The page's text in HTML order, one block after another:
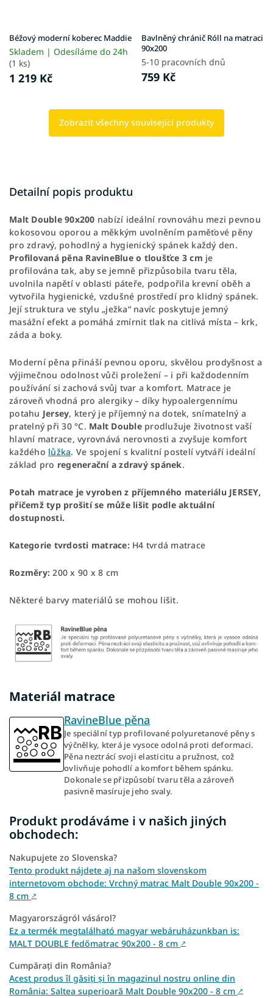
Béžový moderní koberec Maddie
Skladem | Odesíláme do 24h
(1 ks)
1 219 Kč
Bavlněný chránič Róll na matraci
90x200
5-10 pracovních dnů
759 Kč
Zobrazit všechny související produkty
Detailní popis produktu
Malt Double 90x200 nabízí ideální rovnováhu mezi pevnou
kokosovou oporou a měkkým uvolněním paměťové pěny
pro zdravý, pohodlný a hygienický spánek každý den.
Profilovaná pěna RavineBlue o tloušťce 3 cm je
profilována tak, aby se jemně přizpůsobila tvaru těla,
uvolnila napětí v oblasti páteře, podpořila krevní oběh a
vytvořila hygienické, vzdušné prostředí pro klidný spánek.
Její struktura ve stylu „ježka“ navíc poskytuje jemný
masážní efekt a pomáhá zmírnit tlak na citlivá místa – krk,
záda a boky.
Moderní pěna přináší pevnou oporu, skvělou prodyšnost a
výjimečnou odolnost vůči proležení – i při každodenním
používání si zachová svůj tvar a komfort. Matrace je
zároveň vhodná pro alergiky – díky hypoalergennímu
potahu Jersey, který je příjemný na dotek, snímatelný a
pratelný při 30 °C. Malt Doubleprodlužuje životnost vaší
hlavní matrace, vyrovnává nerovnosti a zvyšuje komfort
každého lůžka. Ve spojení s kvalitní postelí vytváří ideální
základ pro regenerační a zdravý spánek.
Potah matrace je vyroben z příjemného materiálu JERSEY,
přičemž typ prošití se může lišit podle aktuální
dostupnosti.
Kategorie tvrdosti matrace:H4 tvrdá matrace
Rozměry:200 x 90 x 8 cm
Některé barvy materiálů se mohou lišit.
Materiál matrace
RavineBlue pěna
Je speciální typ profilované polyuretanové pěny s
výčnělky, která je vysoce odolná proti deformaci.
Pěna neztrácí svoji elasticitu a pružnost, což
ovlivňuje pohodlí a komfort během spánku.
Dokonale se přizpůsobí tvaru těla a zároveň
pasivně masíruje jeho svaly.
Produkt prodáváme i v našich jiných
obchodech:
Nakupujete zo Slovenska?
Tento produkt nájdete aj na našom slovenskom
internetovom obchode: Vrchný matrac Malt Double 90x200 -
8 cm ↗
Magyarországról vásárol?
Ez a termék megtalálható magyar webáruházunkban is:
MALT DOUBLE fedőmatrac 90x200 - 8 cm ↗
Cumpărați din România?
Acest produs îl găsiți și în magazinul nostru online din
România: Saltea superioară Malt Double 90x200 - 8 cm ↗